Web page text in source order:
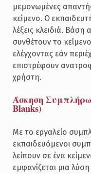
μεμονωμένες
κείμενο. Ο
λέξεις κλειδιά. Βάση
συνθέτουν το
ελέγχοντας εάν
επιστρέφουν
χρήστη.
Άσκηση
Blanks)
Με το εργαλείο
εκπαιδευόμενοι
λείπουν σε ένα
εμφανίζεται μια